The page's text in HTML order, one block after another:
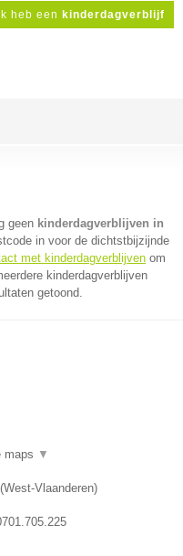
Ik heb een kinderdagverblijf
geen kinderdagverblijven in
in voor de dichtstbijzijnde
met kinderdagverblijven om
kinderdagverblijven
getoond.
maps ▼
(West-Vlaanderen)